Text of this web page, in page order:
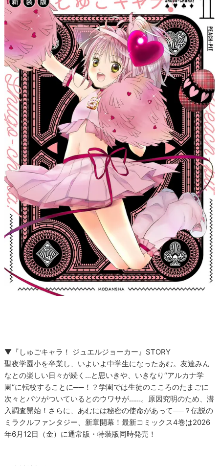
▼『しゅごキャラ！ ジュエルジョーカー』STORY
聖夜学園小を卒業し、いよいよ中学生になったあむ。友達みん
なとの楽しい日々が続く…と思いきや、いきなり“アルカナ学
園“に転校することに──！？学園では生徒のこころのたまごに
次々とバツがついているとのウワサが……。原因究明のため、潜
入調査開始！さらに、あむには秘密の使命があって──？伝説の
ミラクルファンタジー、新章開幕！最新コミックス4巻は2026
年6月12日（金）に通常版・特装版同時発売！